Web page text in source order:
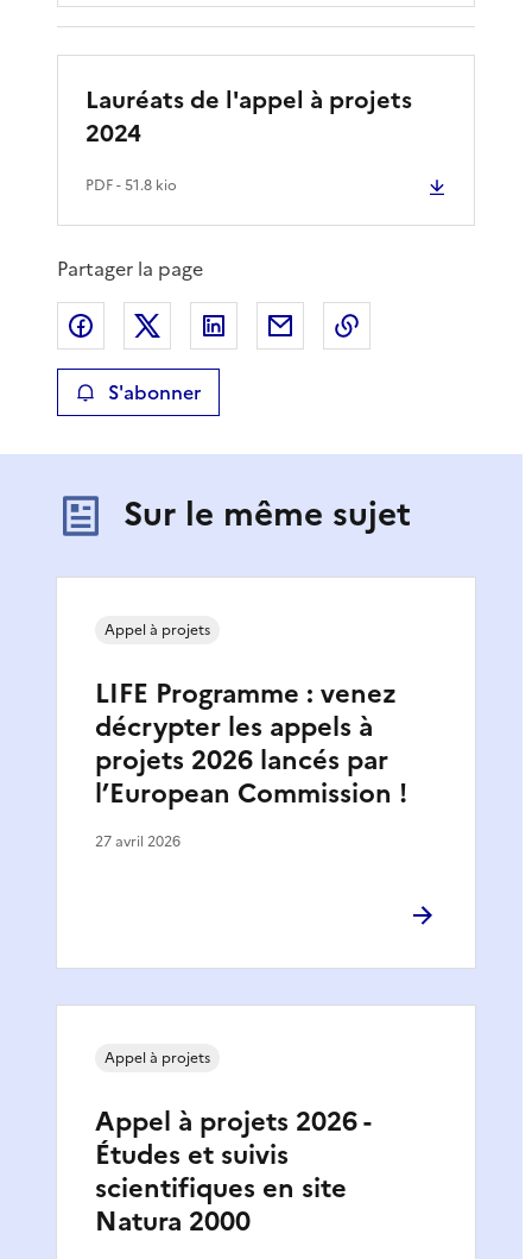
Lauréats de l'appel à projets
2024
PDF- 51.8 kio
Partager la page
Partager sur Facebook
Partager sur XPartager sur LinkedIn
Partager par email
S'abonner
Sur le même sujet
LIFE Programme : venez
décrypter les appels à
projets 2026 lancés par
l’European Commission !
Appel à projets
27 avril 2026
Appel à projets 2026 -
Études et suivis
scientifiques en site
Natura 2000
Appel à projets